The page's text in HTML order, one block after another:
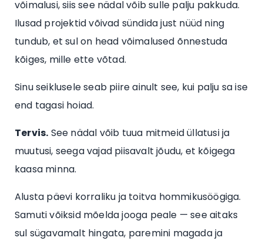
võimalusi, siis see nädal võib sulle palju pakkuda.
Ilusad projektid võivad sündida just nüüd ning
tundub, et sul on head võimalused õnnestuda
kõiges, mille ette võtad.
Sinu seiklusele seab piire ainult see, kui palju sa ise
end tagasi hoiad.
Tervis. See nädal võib tuua mitmeid üllatusi ja
muutusi, seega vajad piisavalt jõudu, et kõigega
kaasa minna.
Alusta päevi korraliku ja toitva hommikusöögiga.
Samuti võiksid mõelda jooga peale — see aitaks
sul sügavamalt hingata, paremini magada ja